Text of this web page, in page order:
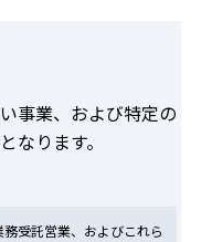
事業、および特定の
なります。
受託営業、およびこれら